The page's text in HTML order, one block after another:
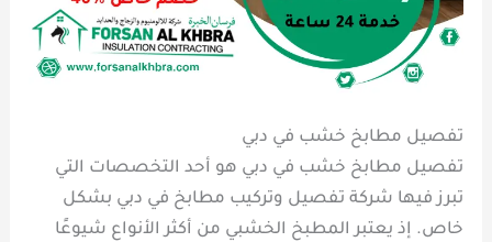
تفصيل مطابخ خشب في دبي
تفصيل مطابخ خشب في دبي هو أحد التخصصات التي
تبرز فيها شركة تفصيل وتركيب مطابخ في دبي بشكل
خاص. إذ يعتبر المطبخ الخشبي من أكثر الأنواع شيوعًا